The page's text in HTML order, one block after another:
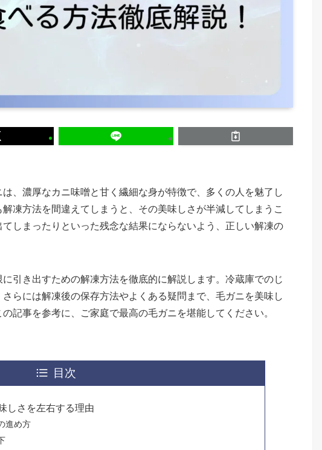
、濃厚なカニ味噌と甘く繊細な身が特徴で、多くの人を魅了し
凍方法を間違えてしまうと、その美味しさが半減してしまうこ
しまったりといった残念な結果にならないよう、正しい解凍の
引き出すための解凍方法を徹底的に解説します。冷蔵庫でのじ
らには解凍後の保存方法やよくある疑問まで、毛ガニを美味し
記事を参考に、ご家庭で最高の毛ガニを堪能してください。
目次
しさを左右する理由
進め方